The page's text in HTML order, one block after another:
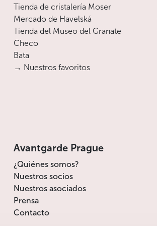
Menos
Tienda de cristalería Moser
Mercado de Havelská
Tienda del Museo del Granate
Checo
Bata
→ Nuestros favoritos
Avantgarde Prague
¿Quiénes somos?
Nuestros socios
Nuestros asociados
Prensa
Contacto